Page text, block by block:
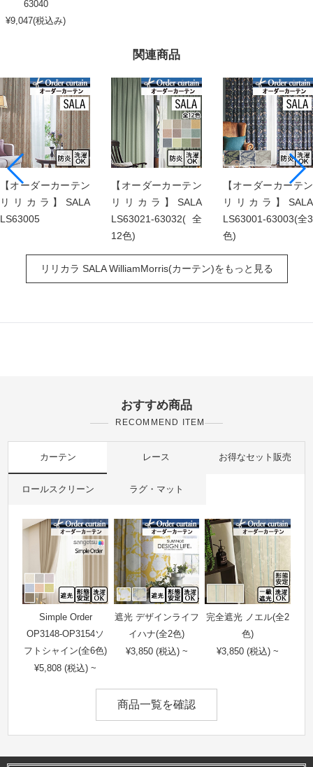
関連商品
【オーダーカーテン
リリカラ】SALA
LS63005
【オーダーカーテン
リリカラ】SALA
LS63021-63032(全
12色)
【オーダーカーテン
リリカラ】SALA
LS63001-63003(全3
色)
リリカラ SALA WilliamMorris(カーテン)をもっと見る
63040
¥9,047(税込み)
おすすめ商品
RECOMMEND ITEM
カーテン レース お得なセット販売
ロールスクリーン ラグ・マット
Simple Order
OP3148-OP3154ソ
フトシャイン(全6色)
¥5,808 (税込) ~
遮光 デザインライフ
イハナ(全2色)
¥3,850 (税込) ~
完全遮光 ノエル(全2
色)
¥3,850 (税込) ~
商品一覧を確認